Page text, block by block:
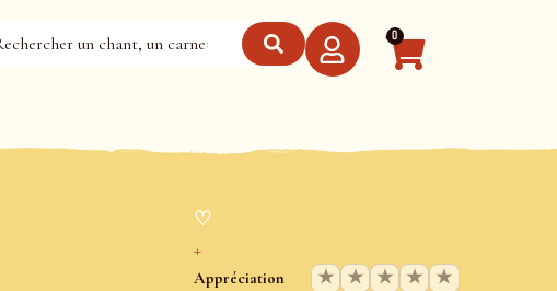
0
♡
+
Appréciation ★ ★ ★ ★ ★